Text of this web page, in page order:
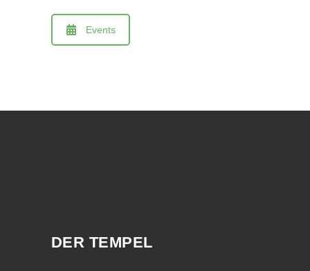
Events
DER TEMPEL